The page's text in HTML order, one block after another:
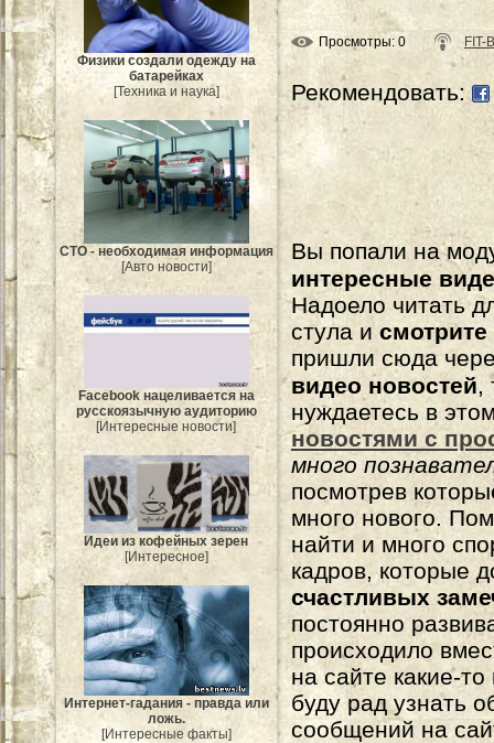
Физики создали одежду на
батарейках
[Техника и наука]
СТО - необходимая информация
[Авто новости]
Facebook нацеливается на
русскоязычную аудиторию
[Интересные новости]
Идеи из кофейных зерен
[Интересное]
Интернет-гадания - правда или
ложь.
[Интересные факты]
Просмотры: 0 FIT-
Рекомендовать:
Вы попали на
интересные
Надоело читать
стула и
пришли сюда
видео новостей,
нуждаетесь в
новостями с
много
посмотрев
много нового.
найти и много
кадров, которые
счастливых
постоянно
происходило
на сайте какие-
буду рад узнать
сообщений на